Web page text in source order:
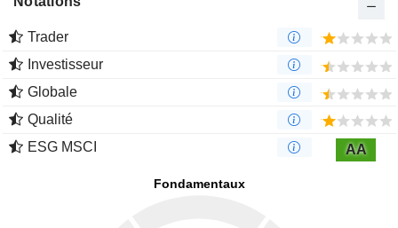
Trader
Investisseur
Globale
Qualité
ESG MSCI
AA